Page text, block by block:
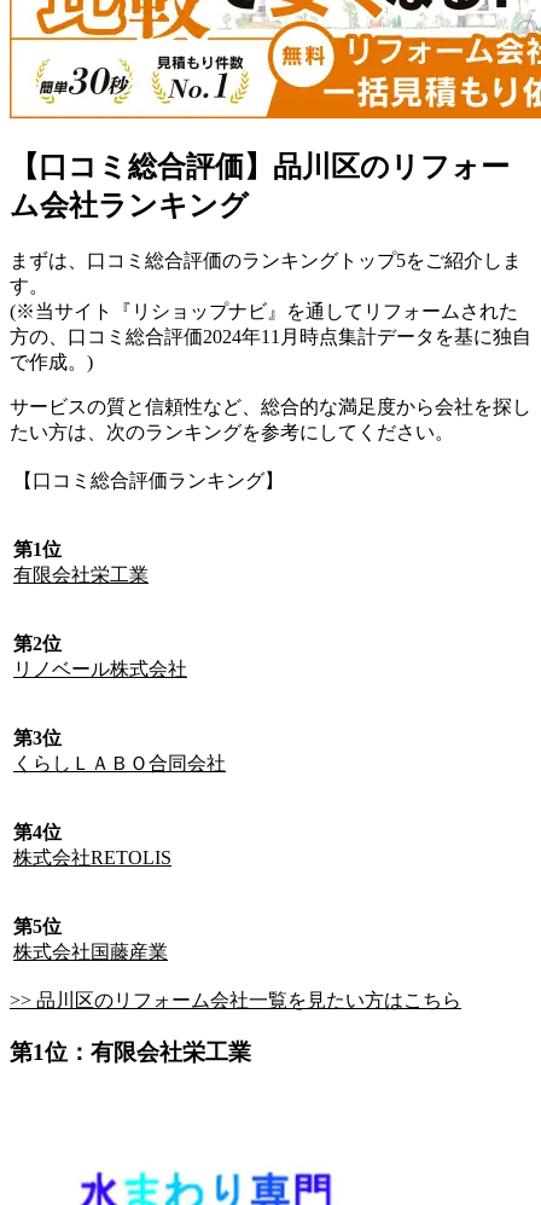
【口コミ総合評価】品川区のリフォー
ム会社ランキング
まずは、口コミ総合評価のランキングトップ5をご紹介しま
す。
(※当サイト『リショップナビ』を通してリフォームされた
方の、口コミ総合評価2024年11月時点集計データを基に独自
で作成。)
サービスの質と信頼性など、総合的な満足度から会社を探し
たい方は、次のランキングを参考にしてください。
【口コミ総合評価ランキング】
第1位
有限会社栄工業
第2位
リノベール株式会社
第3位
くらしＬＡＢＯ合同会社
第4位
株式会社RETOLIS
第5位
株式会社国藤産業
>> 品川区のリフォーム会社一覧を見たい方はこちら
第1位：有限会社栄工業